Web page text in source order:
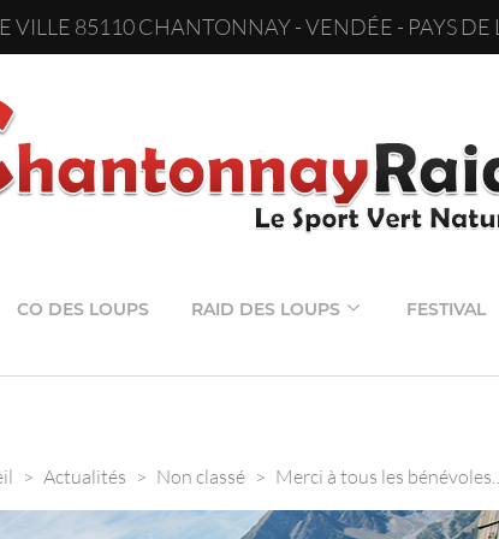
85110 CHANTONNAY - VENDÉE - PAYS DE
CO DES LOUPS RAID DES LOUPS FESTIVAL
> Actualités > Non classé > Merci à tous les